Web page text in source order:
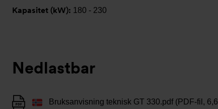
Kapasitet (kW): 180 - 230
Nedlastbar
Bruksanvisning teknisk GT 330.pdf (PDF-fil, 6,6